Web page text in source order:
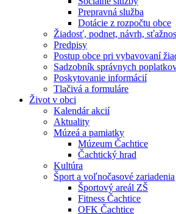
Prepravná služba
Dotácie z rozpočtu obce
Žiadosť, podnet, návrh,
Predpisy
Postup obce pri vybavovaní
Sadzobník správnych
Poskytovanie informácií
Tlačivá a formuláre
Život v obci
Kalendár akcií
Aktuality
Múzeá a pamiatky
Múzeum Čachtice
Čachtický hrad
Kultúra
Šport a voľnočasové zariadenia
Športový areál ZŠ
Fitness Čachtice
OFK Čachtice